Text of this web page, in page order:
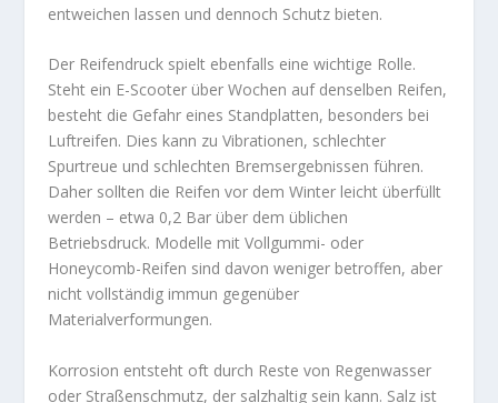
entweichen lassen und dennoch Schutz bieten.
Der Reifendruck spielt ebenfalls eine wichtige Rolle.
Steht ein E-Scooter über Wochen auf denselben Reifen,
besteht die Gefahr eines Standplatten, besonders bei
Luftreifen. Dies kann zu Vibrationen, schlechter
Spurtreue und schlechten Bremsergebnissen führen.
Daher sollten die Reifen vor dem Winter leicht überfüllt
werden – etwa 0,2 Bar über dem üblichen
Betriebsdruck. Modelle mit Vollgummi- oder
Honeycomb-Reifen sind davon weniger betroffen, aber
nicht vollständig immun gegenüber
Materialverformungen.
Korrosion entsteht oft durch Reste von Regenwasser
oder Straßenschmutz, der salzhaltig sein kann. Salz ist